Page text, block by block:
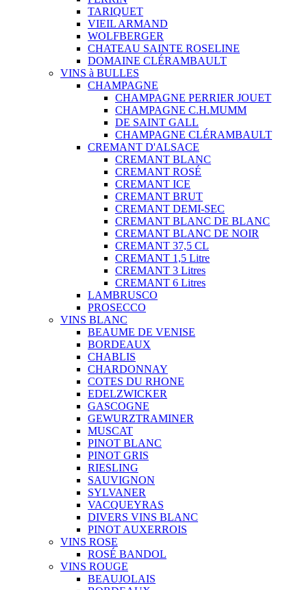
TARIQUET
VIEIL ARMAND
WOLFBERGER
CHATEAU SAINTE ROSELINE
DOMAINE CLÉRAMBAULT
VINS à BULLES
CHAMPAGNE
CHAMPAGNE PERRIER JOUET
CHAMPAGNE C.H.MUMM
DE SAINT GALL
CHAMPAGNE CLÉRAMBAULT
CREMANT D'ALSACE
CREMANT BLANC
CREMANT ROSÉ
CREMANT ICE
CREMANT BRUT
CREMANT DEMI-SEC
CREMANT BLANC DE BLANC
CREMANT BLANC DE NOIR
CREMANT 37,5 CL
CREMANT 1,5 Litre
CREMANT 3 Litres
CREMANT 6 Litres
LAMBRUSCO
PROSECCO
VINS BLANC
BEAUME DE VENISE
BORDEAUX
CHABLIS
CHARDONNAY
COTES DU RHONE
EDELZWICKER
GASCOGNE
GEWURZTRAMINER
MUSCAT
PINOT BLANC
PINOT GRIS
RIESLING
SAUVIGNON
SYLVANER
VACQUEYRAS
DIVERS VINS BLANC
PINOT AUXERROIS
VINS ROSE
ROSÉ BANDOL
VINS ROUGE
BEAUJOLAIS